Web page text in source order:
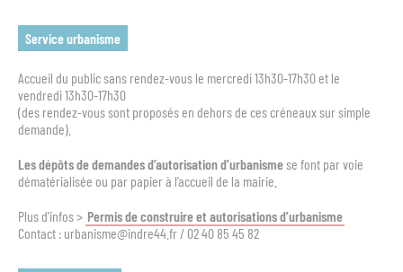
Service urbanisme
Accueil du public sans rendez-vous le mercredi 13h30-17h30 et le
vendredi 13h30-17h30
(des rendez-vous sont proposés en dehors de ces créneaux sur simple
demande).
Les dépôts dedemandes d’autorisation d’urbanismese font par voie
dématérialisée ou par papier à l’accueil de la mairie.
Plus d’infos > Permis de construire et autorisations d’urbanisme
Contact : urbanisme@indre44.fr / 02 40 85 45 82